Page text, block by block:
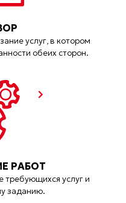
услуг, в котором
обеих сторон.
РАБОТ
требующихся услуг и
заданию.